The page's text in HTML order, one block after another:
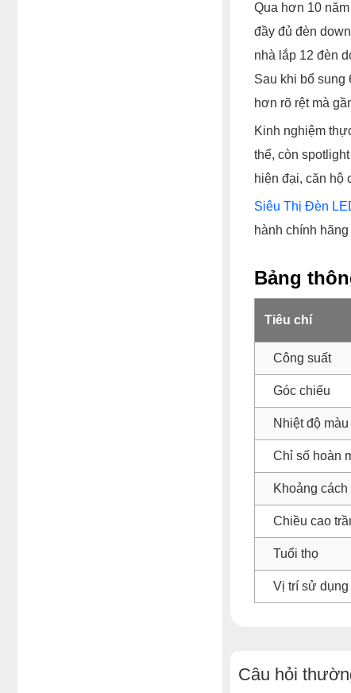
Qua hơn 10
đầy đủ đèn
nhà lắp 12 đèn
Sau khi bổ sung
hơn rõ rệt mà
Kinh nghiệm
thể, còn
hiện đại, căn hộ
Siêu Thị Đèn
hành chính
Bảng
Tiêu chí
Công suất
Góc chiếu
Nhiệt độ màu
Chỉ số hoàn
Khoảng cách
Chiều cao
Tuổi thọ
Vị trí sử dụng
Câu hỏi